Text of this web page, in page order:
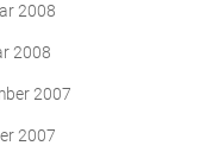
2008
2008
2007
2007